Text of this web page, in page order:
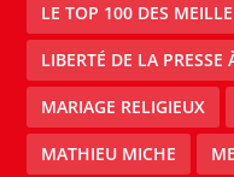
LE TOP 100 DES
LIBERTÉ DE LA PRESSE
MARIAGE RELIGIEUX
MATHIEU MICHE